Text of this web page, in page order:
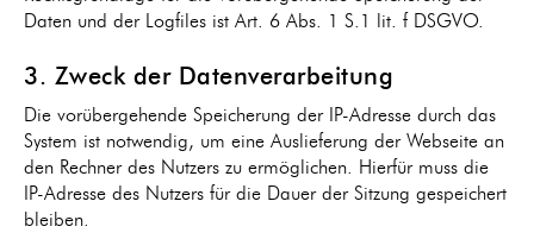
Daten und der Logfiles ist Art. 6 Abs. 1 S.1 lit. f DSGVO.
3. Zweck der Datenverarbeitung
Die vorübergehende Speicherung der IP-Adresse durch das
System ist notwendig, um eine Auslieferung der Webseite an
den Rechner des Nutzers zu ermöglichen. Hierfür muss die
IP-Adresse des Nutzers für die Dauer der Sitzung gespeichert
bleiben.